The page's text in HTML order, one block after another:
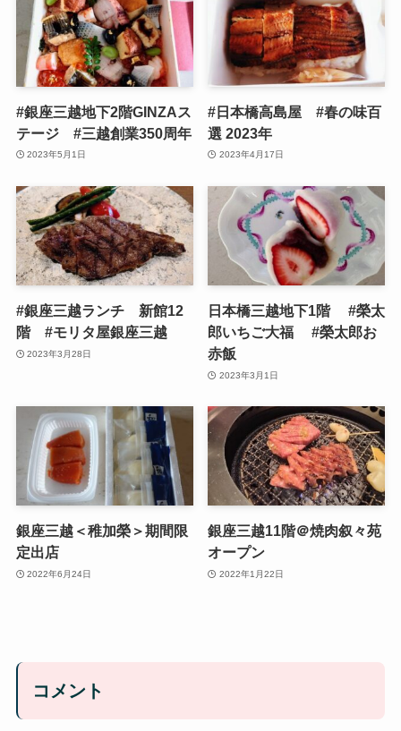
#銀座三越地下2階GINZAス
テージ #三越創業350周年
2023年5月1日
#日本橋高島屋 #春の味百
選 2023年
2023年4月17日
#銀座三越ランチ 新館12
階 #モリタ屋銀座三越
2023年3月28日
日本橋三越地下1階 #榮太
郎いちご大福 #榮太郎お
赤飯
2023年3月1日
銀座三越＜稚加榮＞期間限
定出店
2022年6月24日
銀座三越11階＠焼肉叙々苑
オープン
2022年1月22日
コメント